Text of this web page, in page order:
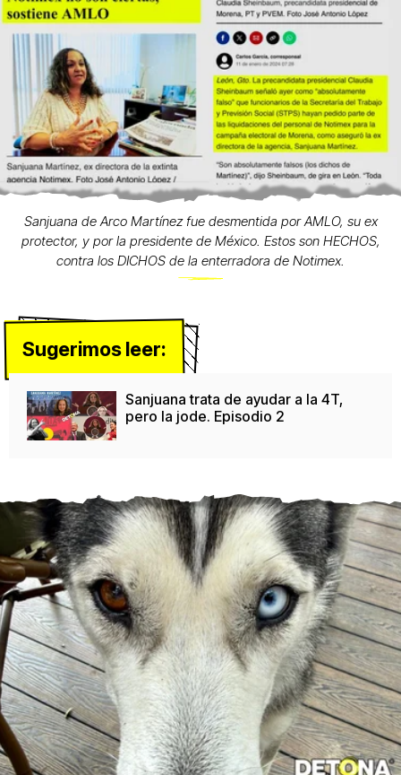
Sanjuana de Arco Martínez fue desmentida por AMLO, su ex
protector, y por la presidente de México. Estos son HECHOS,
contra los DICHOS de la enterradora de Notimex.
Sugerimos leer:
Sanjuana trata de ayudar a la 4T,
pero la jode. Episodio 2